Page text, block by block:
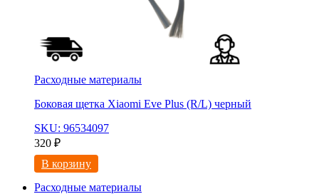
Расходные материалы
Боковая щетка Xiaomi Eve Plus (R/L) черный
SKU: 96534097
320 ₽
В корзину
Расходные материалы